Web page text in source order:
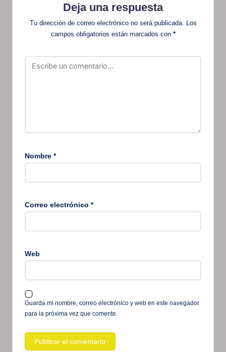
Deja una respuesta
Tu dirección de correo electrónico no será publicada.
Los
campos obligatorios están marcados con *
Nombre *
Correo electrónico *
Web
Guarda mi nombre, correo electrónico y web en este navegador
para la próxima vez que comente.